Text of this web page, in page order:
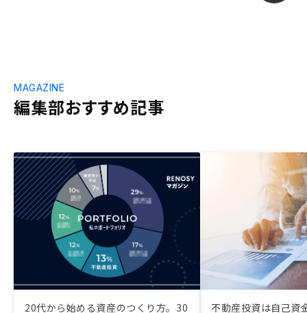
編集部おすすめ記事
MAGAZINE
20代から始める資産のつくり方。30
不動産投資は自己資